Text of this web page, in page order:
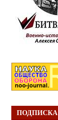
ПОДПИСКА